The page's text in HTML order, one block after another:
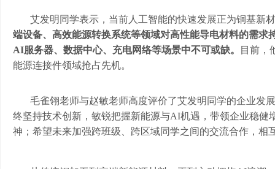
艾发明同学表示，当前人工智能的快速发展正为铜基新
端设备、高效能源转换系统等领域对高性能导电材料的需
AI服务器、数据中心、充电网络等场景中不可或缺。
目前，
能源连接件领域抢占先机。
毛雀翎老师与赵敏老师高度评价了艾发明同学的企业发
终坚持技术创新，敏锐把握新能源与AI机遇，带领企业稳健
神；希望未来加强跨班级、跨区域同学之间的交流合作，相